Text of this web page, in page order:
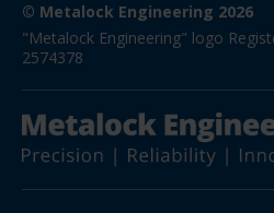
© Metalock Engineering 2026
"Metalock Engineering" logo
2574378